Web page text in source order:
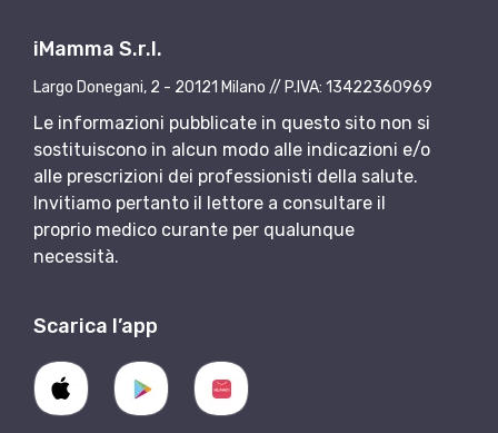
iMamma S.r.l.
Largo Donegani, 2 - 20121 Milano // P.IVA: 13422360969
Le informazioni pubblicate in questo sito non si
sostituiscono in alcun modo alle indicazioni e/o
alle prescrizioni dei professionisti della salute.
Invitiamo pertanto il lettore a consultare il
proprio medico curante per qualunque
necessità.
Scarica l’app